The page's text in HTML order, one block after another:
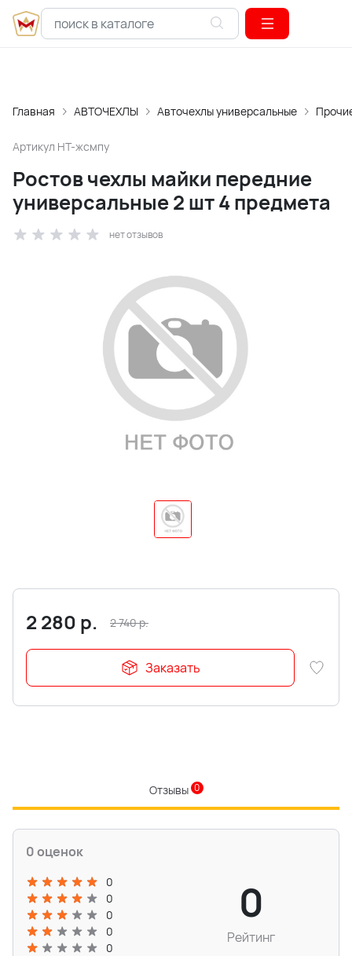
Главная АВТОЧЕХЛЫ Авточехлы универсальные
Артикул НТ-жсмпу
Ростов чехлы майки передние
универсальные 2 шт 4 предмета
нет отзывов
2 280 р. 2 740р.
Заказать
Отзывы 0
0 оценок
0
0
0
0
0
0
Рейтинг